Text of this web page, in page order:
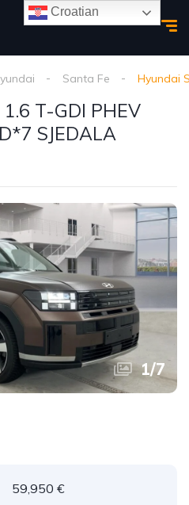
Santa Fe Hyundai
T-GDI PHEV
SJEDALA
1/7
59,950 €
Croatian